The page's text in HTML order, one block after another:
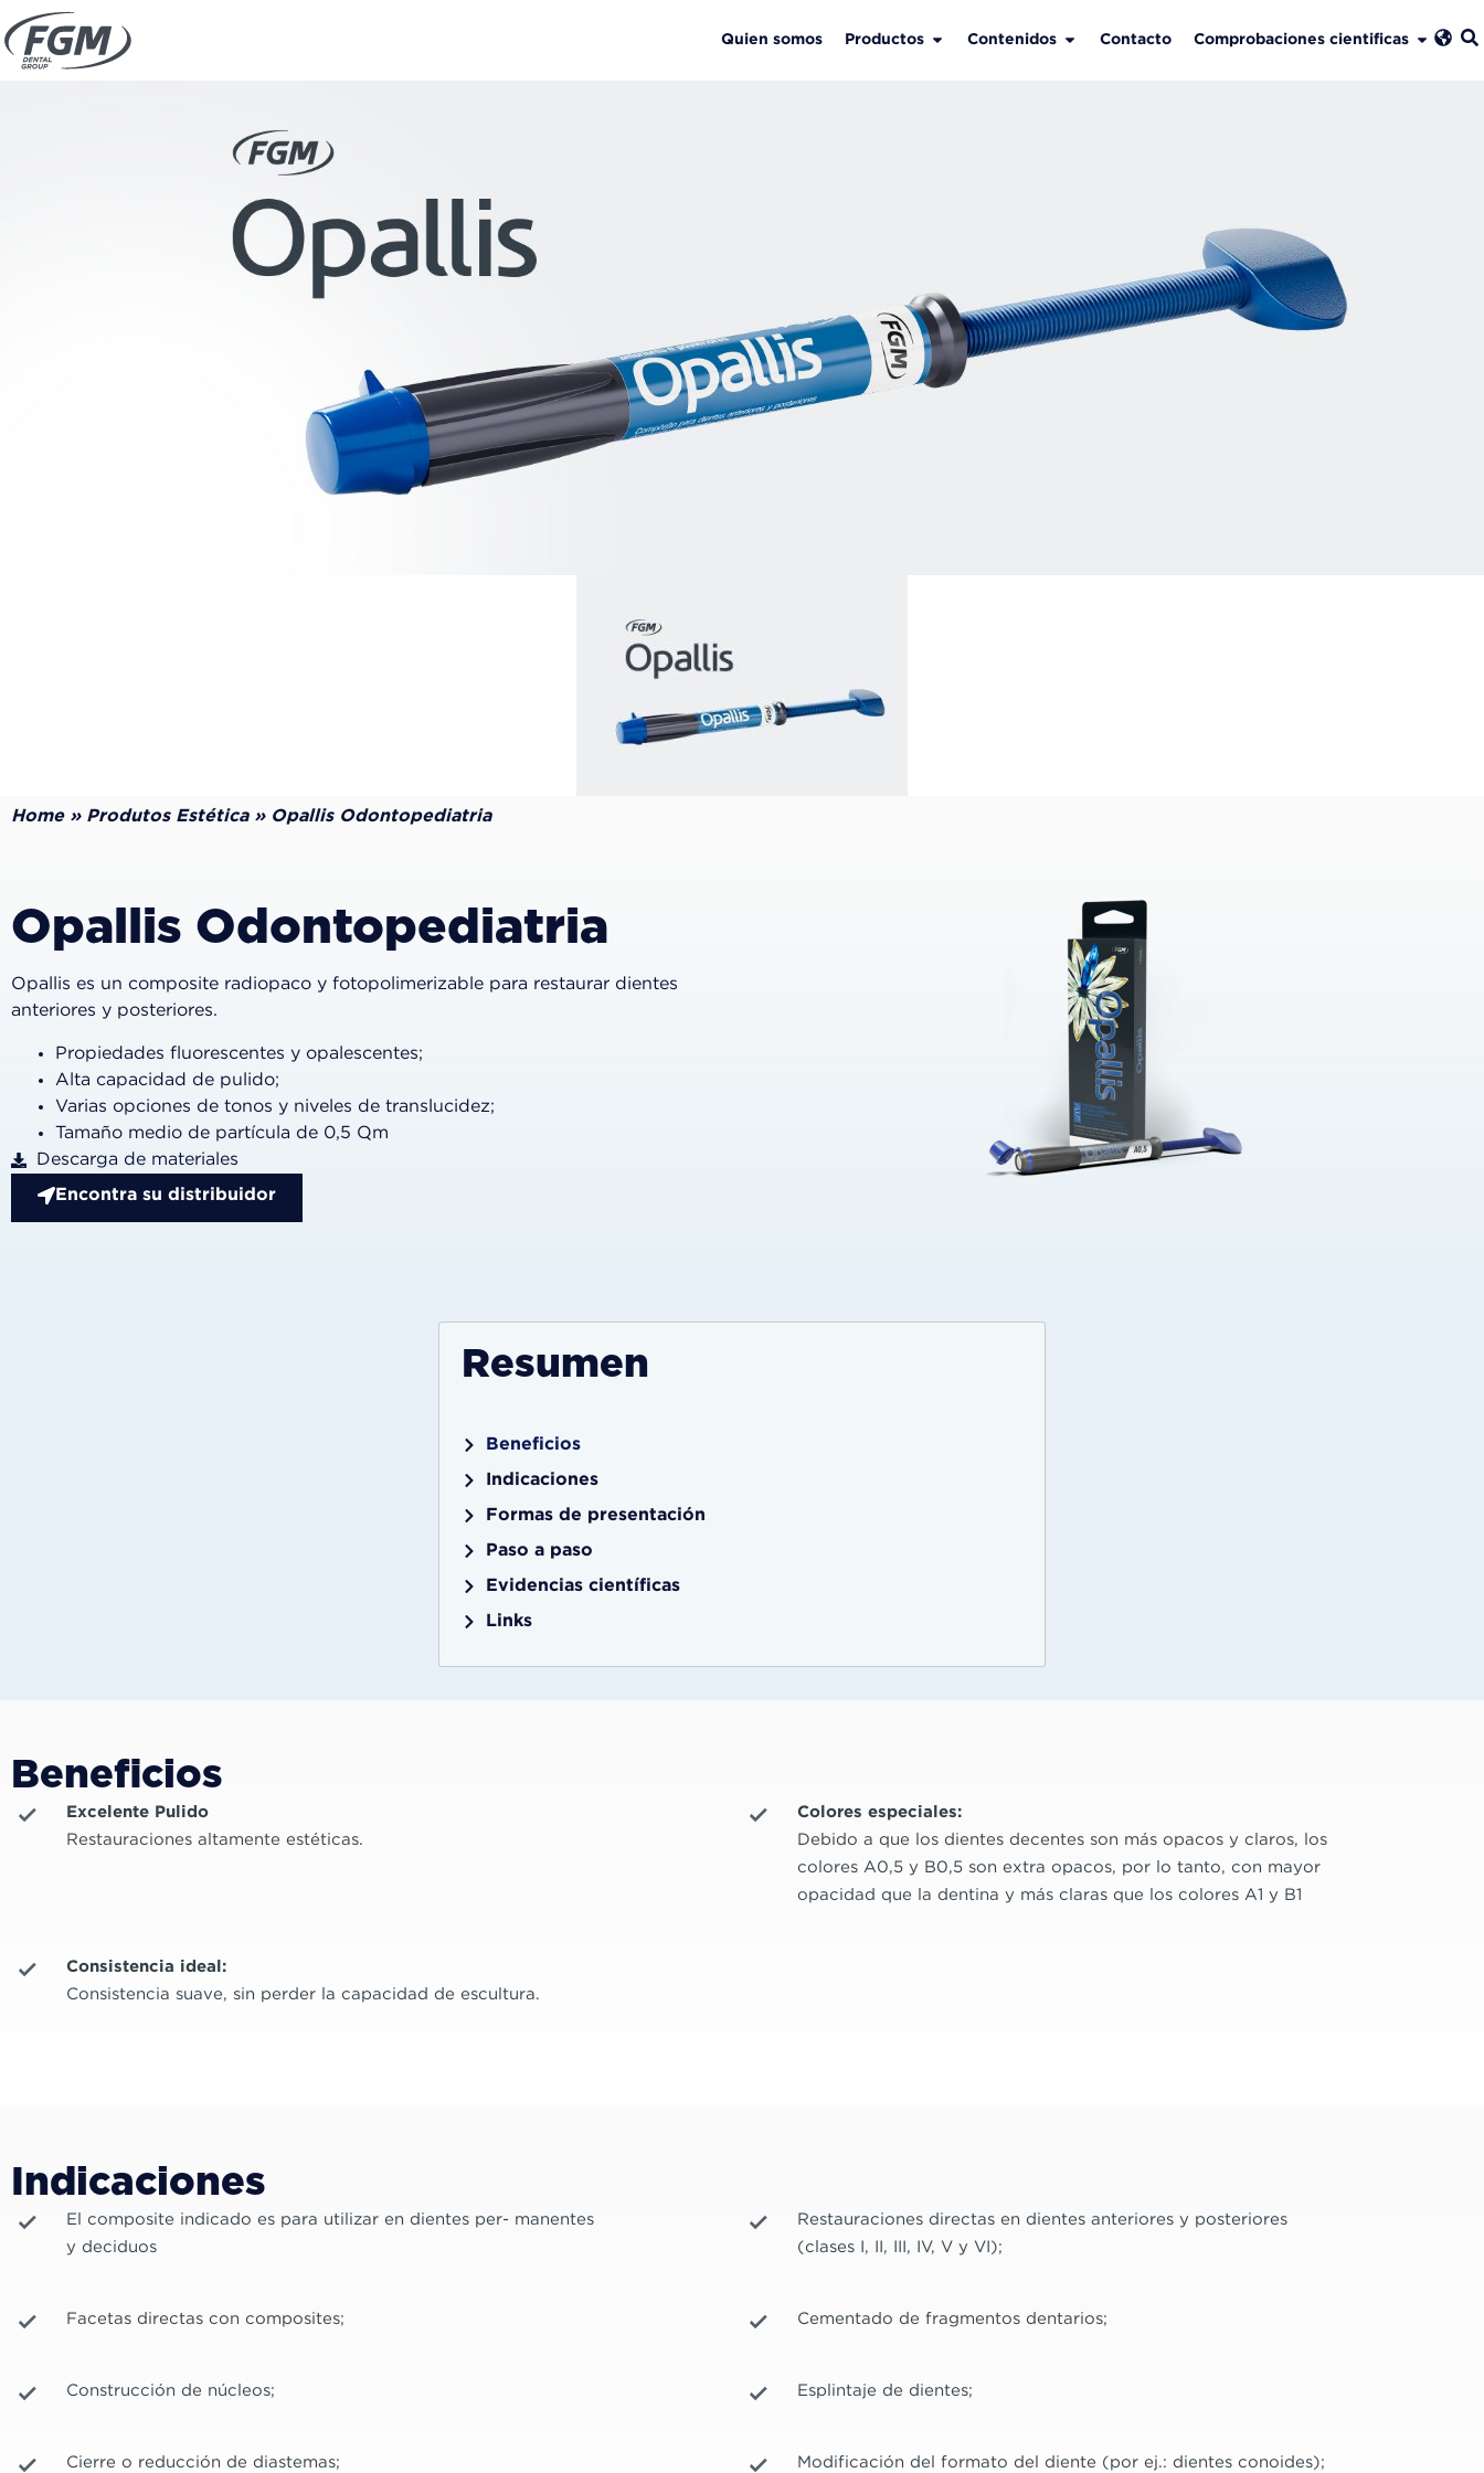
Quien somos Productos Contenidos Contacto Comprobaciones cientificas
Home» Produtos Estética» Opallis Odontopediatria
Opallis Odontopediatria
Opallis es un composite radiopaco y fotopolimerizable para restaurar dientes
anteriores y posteriores.
Propiedades fluorescentes y opalescentes;
Alta capacidad de pulido;
Varias opciones de tonos y niveles de translucidez;
Tamaño medio de partícula de 0,5 μm
Descarga de materiales
Encontra su distribuidor
Resumen
Beneficios
Indicaciones
Formas de presentación
Paso a paso
Evidencias científicas
Links
Beneficios
Excelente Pulido
Restauraciones altamente estéticas.
Colores especiales:
Debido a que los dientes decentes son más opacos y claros, los
colores A0,5 y B0,5 son extra opacos, por lo tanto, con mayor
opacidad que la dentina y más claras que los colores A1 y B1
Consistencia ideal:
Consistencia suave, sin perder la capacidad de escultura.
Indicaciones
El composite indicado es para utilizar en dientes per- manentes
y deciduos
Restauraciones directas en dientes anteriores y posteriores
(clases I, II, III, IV, V y VI);
Facetas directas con composites; Cementado de fragmentos dentarios;
Construcción de núcleos; Esplintaje de dientes;
Cierre o reducción de diastemas; Modificación del formato del diente (por ej.: dientes conoides);